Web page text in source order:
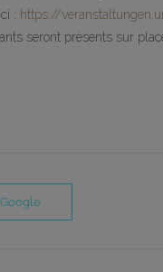
: https://
seront présents sur